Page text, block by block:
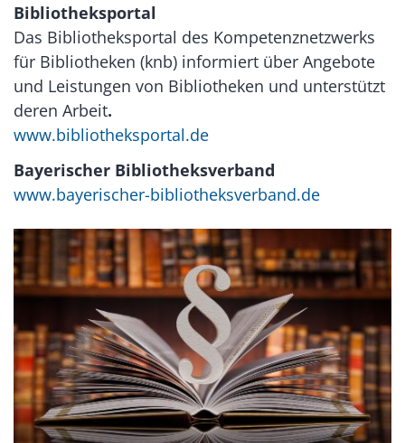
Bibliotheksportal
Das Bibliotheksportal des Kompetenznetzwerks
für Bibliotheken (knb) informiert über Angebote
und Leistungen von Bibliotheken und unterstützt
deren Arbeit.
www.bibliotheksportal.de
Bayerischer Bibliotheksverband
www.bayerischer-bibliotheksverband.de